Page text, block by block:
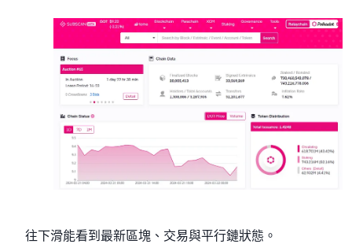
往下滑能看到最新區塊、交易與平行鏈狀態。